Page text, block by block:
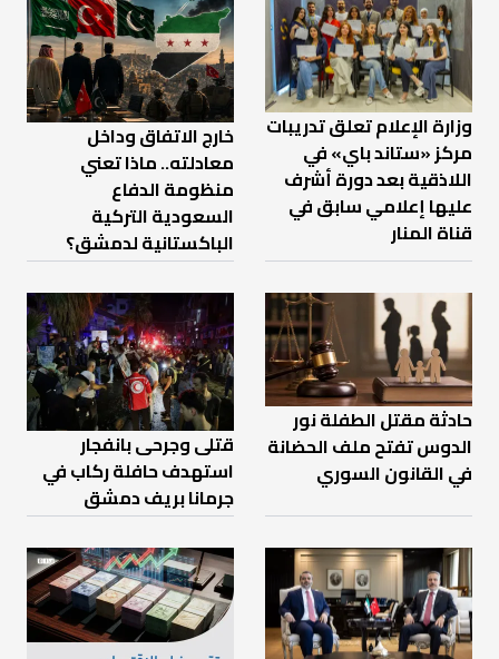
وزارة الإعلام تعلق تدريبات
مركز «ستاند باي» في
اللاذقية بعد دورة أشرف
عليها إعلامي سابق في
قناة المنار
خارج الاتفاق وداخل
معادلته.. ماذا تعني
منظومة الدفاع
السعودية التركية
الباكستانية لدمشق؟
حادثة مقتل الطفلة نور
الدوس تفتح ملف الحضانة
في القانون السوري
قتلى وجرحى بانفجار
استهدف حافلة ركاب في
جرمانا بريف دمشق